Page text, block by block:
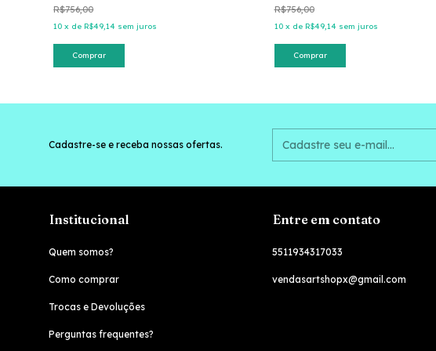
R$756,00
10 x deR$49,14 sem juros
Comprar
R$756,00
10 x de R$49,14 sem juros
Comprar
Cadastre-se e receba nossas ofertas.
Institucional
Quem somos?
Como comprar
Trocas e Devoluções
Perguntas frequentes?
Entre em contato
5511934317033
vendasartshopx@gmail.com